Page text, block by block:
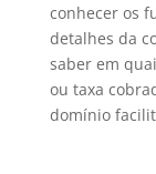
conhecer os
detalhes da
saber em
ou taxa
domínio